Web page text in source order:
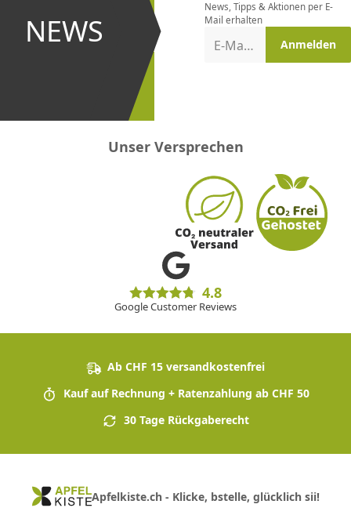
NEWS
und bei
Aktionen
News, Tipps & Aktionen per E-
Mail erhalten
E-Mail-Adresse Anmelden
Unser Versprechen
4.8
Google Customer Reviews
Ab CHF 15 versandkostenfrei
Kauf auf Rechnung + Ratenzahlung ab CHF 50
30 Tage Rückgaberecht
Apfelkiste.ch - Klicke, bstelle, glücklich sii!